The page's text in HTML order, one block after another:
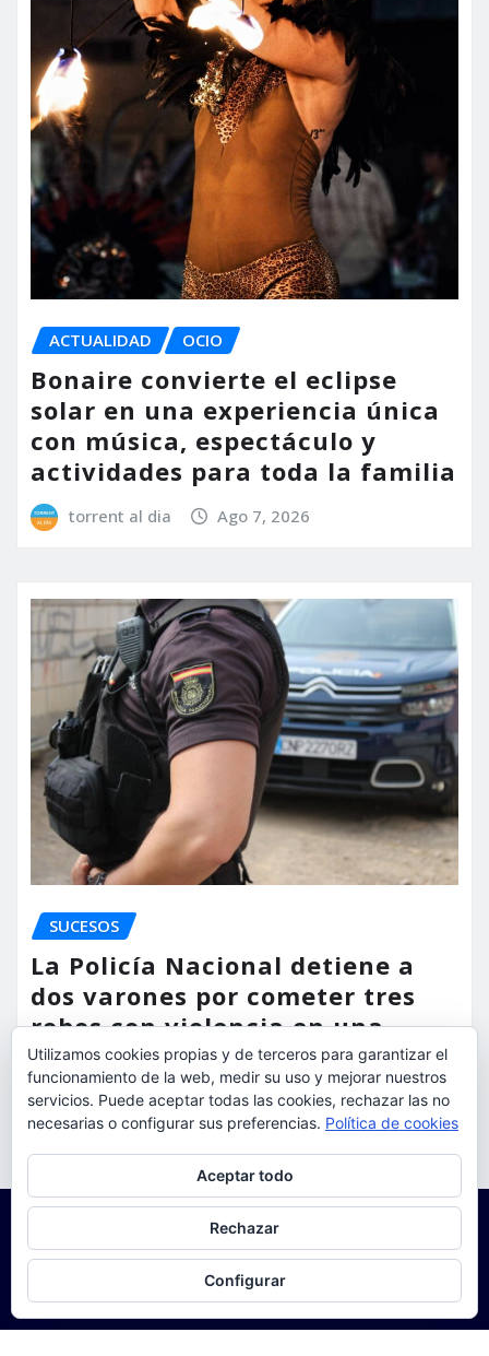
ACTUALIDAD OCIO
Bonaire convierte el eclipse
solar en una experiencia única
con música, espectáculo y
actividades para toda la familia
torrent al dia Ago 7, 2026
SUCESOS
La Policía Nacional detiene a
dos varones por cometer tres
robos con violencia en una
misma mañana
torrent al dia Ago 7, 2026
Utilizamos cookies propias y de terceros para garantizar el
funcionamiento de la web, medir su uso y mejorar nuestros
servicios. Puede aceptar todas las cookies, rechazar las no
necesarias o configurar sus preferencias. Política de cookies
Aceptar todo
Rechazar
Configurar
Para obtener más información, incluido cómo gestionar las cookies,